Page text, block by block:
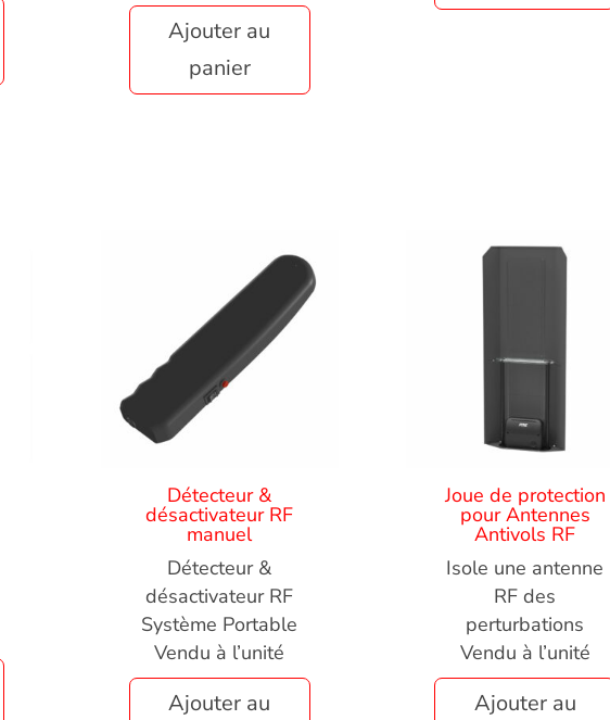
Ajouter au
panier
Détecteur &
désactivateur RF
manuel
Détecteur &
désactivateur RF
Système Portable
Vendu à l’unité
Ajouter au
Joue de protection
pour Antennes
Antivols RF
Isole une antenne
RF des
perturbations
Vendu à l’unité
Ajouter au